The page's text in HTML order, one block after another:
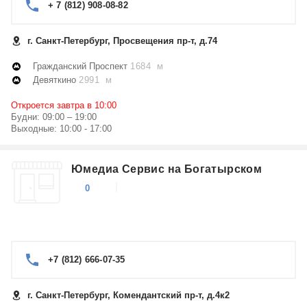
+ 7 (812) 908-08-82
г. Санкт-Петербург, Просвещения пр-т, д.74
Гражданский Проспект 1684 м
Девяткино 2991 м
Откроется завтра в 10:00
Будни: 09:00 – 19:00
Выходные: 10:00 - 17:00
Юмедиа Сервис на Богатырском
0
+7 (812) 666-07-35
г. Санкт-Петербург, Комендантский пр-т, д.4к2